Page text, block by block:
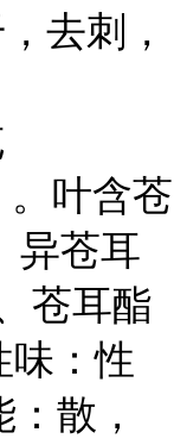
去刺，
。叶含苍
异苍耳
苍耳酯
味：性
散，